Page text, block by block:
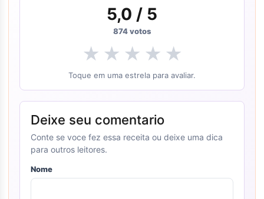
5,0 / 5
874votos
★ ★ ★ ★ ★
Toque em uma estrela para avaliar.
Deixe seu comentario
Conte se voce fez essa receita ou deixe uma dica
para outros leitores.
Nome